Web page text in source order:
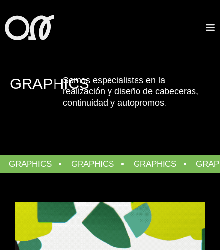
GRAPHICSSomos especialistas en la
realización y diseño de cabeceras,
continuidad y autopromos.
GRAPHICS GRAPHICS GRAPHICS